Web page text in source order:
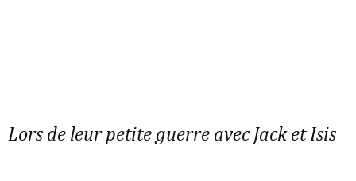
Lors de leur petite guerre avec Jack et Isis